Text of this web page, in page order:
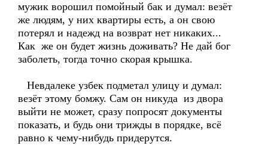
мужик ворошил помойный бак и думал: везёт
же людям, у них квартиры есть, а он свою
потерял и надежд на возврат нет никаких...
Как же он будет жизнь доживать? Не дай бог
заболеть, тогда точно скорая крышка.
Невдалеке узбек подметал улицу и думал:
везёт этому бомжу. Сам он никуда из двора
выйти не может, сразу попросят документы
показать, и будь они трижды в порядке, всё
равно к чему-нибудь придерутся.